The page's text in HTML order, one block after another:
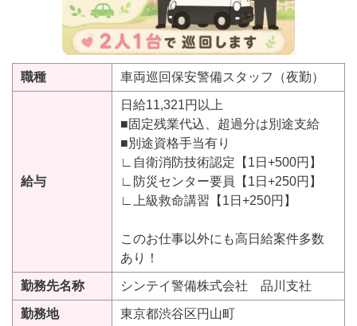
職種 車両巡回保安警備スタッフ（夜勤）
給与
日給11,321円以上
■固定残業代込、超過分は別途支給
■別途資格手当有り
∟自衛消防技術認定【1日+500円】
∟防災センター要員【1日+250円】
∟上級救命講習【1日+250円】
このお仕事以外にも高日給案件多数
あり！
勤務先名称 シンテイ警備株式会社 品川支社
勤務地 東京都渋谷区円山町